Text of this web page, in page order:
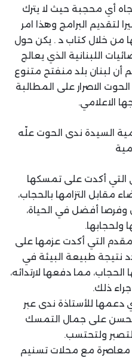
أي محجبة حيث لا يترك
لتقديم البرامج وهذا امر
من خلال كتاب د . يكن حول
اللبنانية الذي يعالج
أن لبنان بلد منفتح متنوع
الاصرار على المطالبة
الاعلامي.
السيدة ندى الحوت علّه
التي أكدت على تمسكها
مقابل التزامها بالحجاب،
وفرصا أفضل في الحياة،
ولحجابها.
التي أكدت عزمها على
نتيجة طبيعة البيئة في
الحجاب، مما دفعها لارتدائه،
ذلك.
دعمها للأستاذة ندى عبر
على جمال التمسك
لتصبر ولتحتسب.
معاصرة مع محلات تسنيم